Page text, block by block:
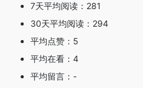
7天平均阅读：281
30天平均阅读：294
平均点赞：5
平均在看：4
平均留言：-